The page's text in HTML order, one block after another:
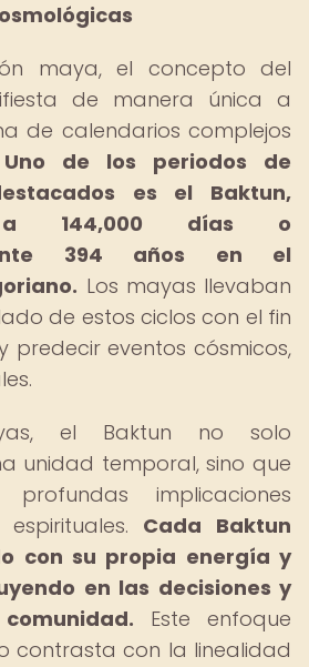
maya, el concepto del
de manera única a
de calendarios complejos
Uno de los periodos de
es el Baktun,
a 144,000 días o
394 años en el
Los mayas llevaban
de estos ciclos con el fin
predecir eventos cósmicos,
el Baktun no solo
unidad temporal, sino que
implicaciones
Cada Baktun
con su propia energía y
en las decisiones y
Este enfoque
contrasta con la linealidad